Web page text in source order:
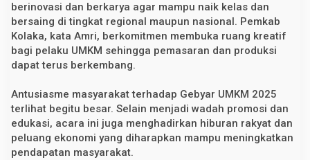
berinovasi dan berkarya agar mampu naik kelas dan
bersaing di tingkat regional maupun nasional. Pemkab
Kolaka, kata Amri, berkomitmen membuka ruang kreatif
bagi pelaku UMKM sehingga pemasaran dan produksi
dapat terus berkembang.
Antusiasme masyarakat terhadap Gebyar UMKM 2025
terlihat begitu besar. Selain menjadi wadah promosi dan
edukasi, acara ini juga menghadirkan hiburan rakyat dan
peluang ekonomi yang diharapkan mampu meningkatkan
pendapatan masyarakat.